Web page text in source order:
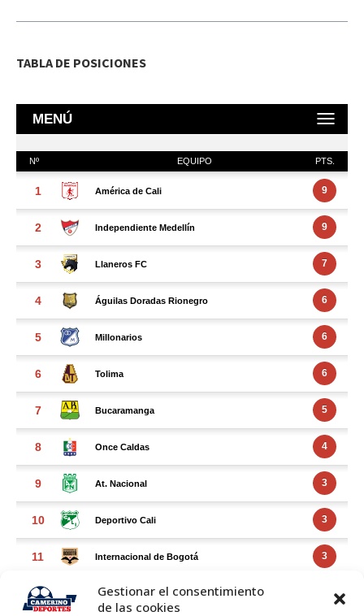
Gestionar el consentimiento
de las cookies
TABLA DE POSICIONES